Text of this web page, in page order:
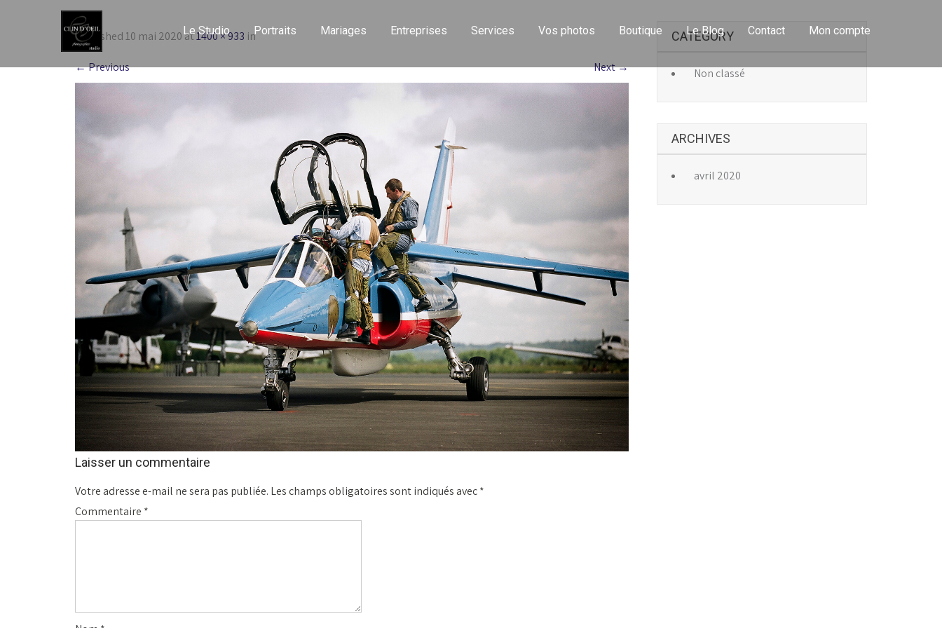
Le Studio Portraits Mariages Entreprises Services Vos photos Boutique Le Blog Contact Mon compte
Published10 mai 2020at1400 × 933 in
←Previous Next→
Laisser un commentaire
Votre adresse e-mail ne sera pas publiée. Les champs obligatoires sont indiqués avec*
Commentaire *
CATEGORY
Non classé
ARCHIVES
avril 2020